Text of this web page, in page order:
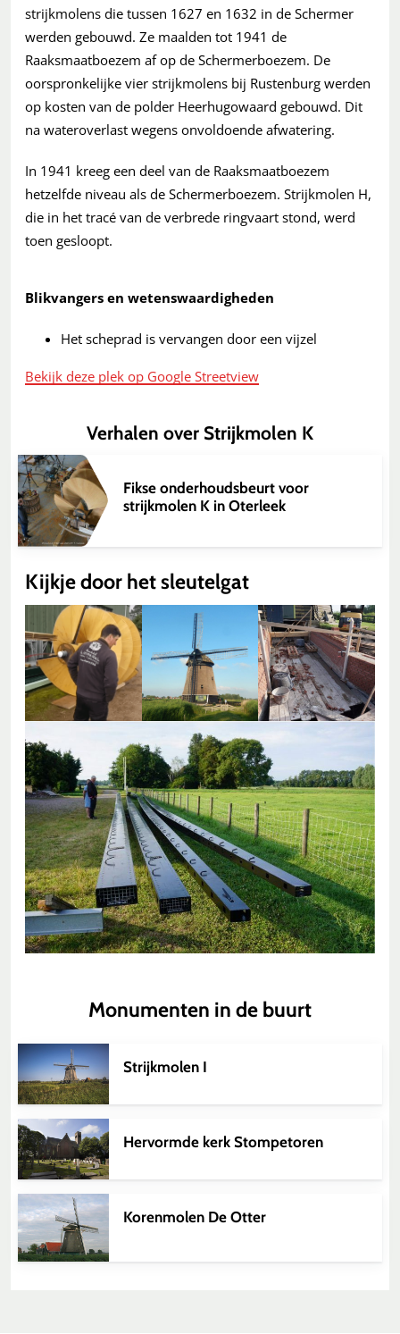
strijkmolens die tussen 1627 en 1632 in de Schermer
werden gebouwd. Ze maalden tot 1941 de
Raaksmaatboezem af op de Schermerboezem. De
oorspronkelijke vier strijkmolens bij Rustenburg werden
op kosten van de polder Heerhugowaard gebouwd. Dit
na wateroverlast wegens onvoldoende afwatering.
In 1941 kreeg een deel van de Raaksmaatboezem
hetzelfde niveau als de Schermerboezem. Strijkmolen H,
die in het tracé van de verbrede ringvaart stond, werd
toen gesloopt.
Blikvangers en wetenswaardigheden
Het scheprad is vervangen door een vijzel
Bekijk deze plek op Google Streetview
Verhalen over Strijkmolen K
Fikse onderhoudsbeurt voor
strijkmolen K in Oterleek
Kijkje door het sleutelgat
Monumenten in de buurt
Strijkmolen I
Hervormde kerk Stompetoren
Korenmolen De Otter